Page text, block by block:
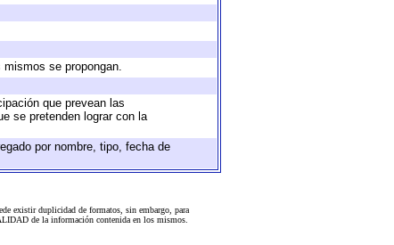
se propongan.
que prevean las
se pretenden lograr con la
por nombre, tipo, fecha de
existir duplicidad de formatos, sin embargo, para
de la información contenida en los mismos.